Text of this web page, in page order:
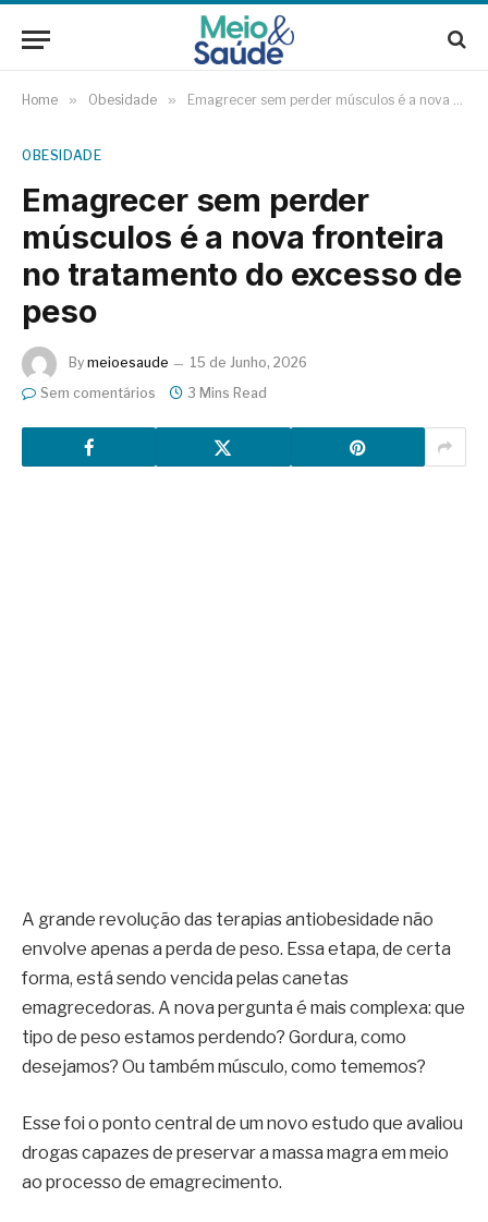
Home » Obesidade » Emagrecer sem perder músculos é a nova fronteira no tratamento do excesso de peso
OBESIDADE
Emagrecer sem perder
músculos é a nova fronteira
no tratamento do excesso de
peso
By meioesaude
15 de Junho, 2026
Sem comentários
3 Mins Read
A grande revolução das terapias antiobesidade não
envolve apenas a perda de peso. Essa etapa, de certa
forma, está sendo vencida pelas canetas
emagrecedoras. A nova pergunta é mais complexa: que
tipo de peso estamos perdendo? Gordura, como
desejamos? Ou também músculo, como tememos?
Esse foi o ponto central de um novo estudo que avaliou
drogas capazes de preservar a massa magra em meio
ao processo de emagrecimento.